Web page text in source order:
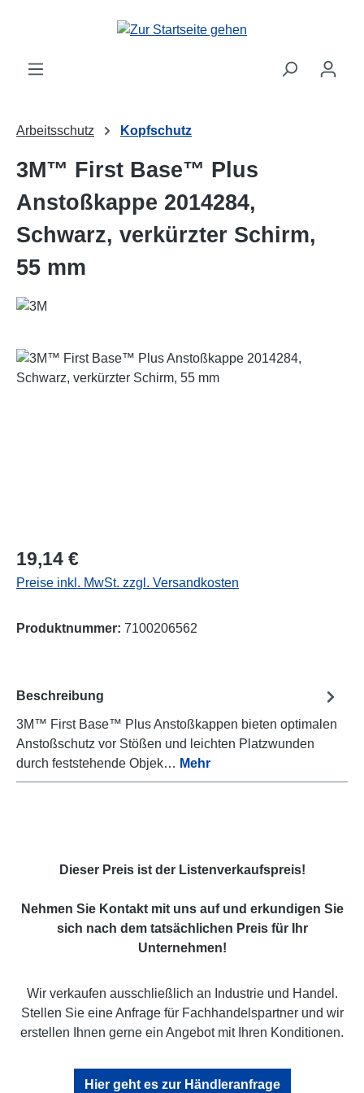
Zum Hauptinhalt springen
Arbeitsschutz Kopfschutz
3M™ First Base™ Plus
Anstoßkappe 2014284,
Schwarz, verkürzter Schirm,
55 mm
Bildergalerie überspringen
Regulärer Preis:
19,14 €
Preise inkl. MwSt. zzgl. Versandkosten
Produktnummer: 7100206562
Beschreibung
3M™ First Base™ Plus Anstoßkappen bieten optimalen
Anstoßschutz vor Stößen und leichten Platzwunden
durch feststehende Objek… Mehr
Dieser Preis ist der Listenverkaufspreis!
Nehmen Sie Kontakt mit uns auf und erkundigen Sie
sich nach dem tatsächlichen Preis für Ihr
Unternehmen!
Wir verkaufen ausschließlich an Industrie und Handel.
Stellen Sie eine Anfrage für Fachhandelspartner und wir
erstellen Ihnen gerne ein Angebot mit Ihren Konditionen.
Hier geht es zur Händleranfrage